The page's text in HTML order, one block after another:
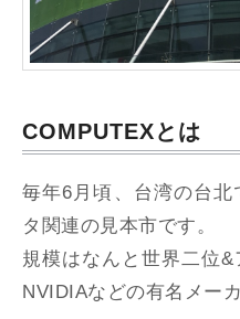
COMPUTEXとは
毎年6月頃、台湾の台
タ関連の見本市です。
規模はなんと世界二位&
NVIDIAなどの有名メー